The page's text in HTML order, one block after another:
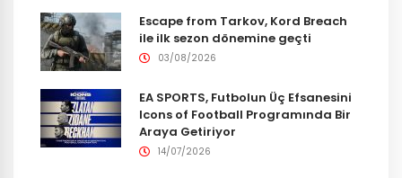
Escape from Tarkov, Kord Breach
ile ilk sezon dönemine geçti
03/08/2026
EA SPORTS, Futbolun Üç Efsanesini
Icons of Football Programında Bir
Araya Getiriyor
14/07/2026